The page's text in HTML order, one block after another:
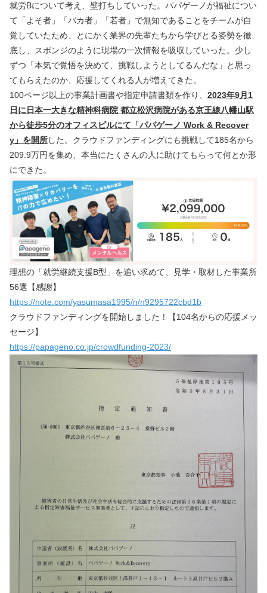
就労Bについて考え、壁打ちしていった。パパゲーノが福祉につい
て「よそ者」「バカ者」「若者」で無知であることをチームが自
覚していたため、とにかく業界の先輩たちから学びとる姿勢を徹
底し、スポンジのように現場の一次情報を吸収していった。少し
ずつ「本気で覚悟を決めて、挑戦しようとしてるんだな」と思っ
てもらえたのか、応援してくれる人が増えてきた。
100ページ以上の事業計画書や指定申請書類を作り、 2023年9月1
日に日本一大きな精神科病院 都立松沢病院がある京王線八幡山駅
から徒歩5分のオフィスビルにて「パパゲーノ Work & Recover
y」を開所した。クラウドファンディングにも挑戦して185名から
209.9万円を集め、本当にたくさんの人に助けてもらって何とか形
にできた。
理想の「就労継続支援B型」を追い求めて、見学・取材した事業所
56選【感謝】
https://note.com/yasumasa1995/n/n9295722cbd1b
クラウドファンディングを開始しました！【104名からの応援メッ
セージ】
https://papageno.co.jp/crowdfunding-2023/